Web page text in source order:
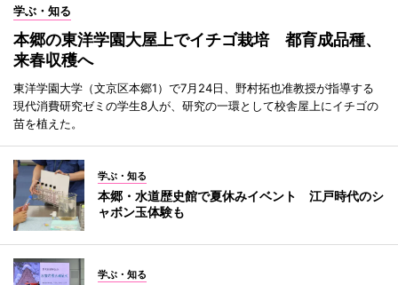
学ぶ・知る
本郷の東洋学園大屋上でイチゴ栽培 都育成品種、
来春収穫へ
東洋学園大学（文京区本郷1）で7月24日、野村拓也准教授が指導する
現代消費研究ゼミの学生8人が、研究の一環として校舎屋上にイチゴの
苗を植えた。
学ぶ・知る
本郷・水道歴史館で夏休みイベント 江戸時代のシ
ャボン玉体験も
学ぶ・知る